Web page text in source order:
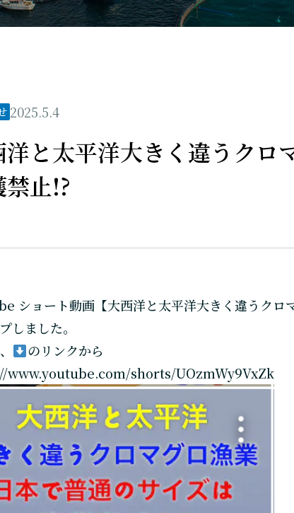
2025.5.4
洋と太平洋大きく違うクロ
止!?
ショート動画【大西洋と太平洋大きく違うクロ
しました。
のリンクから
www.youtube.com/shorts/UOzmWy9VxZk